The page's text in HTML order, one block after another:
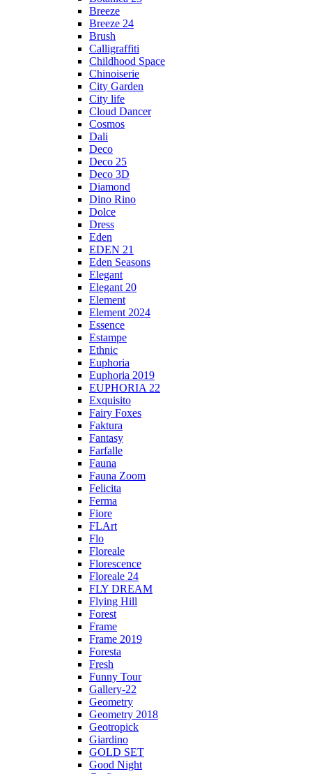
Breeze
Breeze 24
Brush
Calligraffiti
Childhood Space
Chinoiserie
City Garden
City life
Cloud Dancer
Cosmos
Dali
Deco
Deco 25
Deco 3D
Diamond
Dino Rino
Dolce
Dress
Eden
EDEN 21
Eden Seasons
Elegant
Elegant 20
Element
Element 2024
Essence
Estampe
Ethnic
Euphoria
Euphoria 2019
EUPHORIA 22
Exquisito
Fairy Foxes
Faktura
Fantasy
Farfalle
Fauna
Fauna Zoom
Felicita
Ferma
Fiore
FLArt
Flo
Floreale
Florescence
Floreale 24
FLY DREAM
Flying Hill
Forest
Frame
Frame 2019
Foresta
Fresh
Funny Tour
Gallery-22
Geometry
Geometry 2018
Geotropick
Giardino
GOLD SET
Good Night